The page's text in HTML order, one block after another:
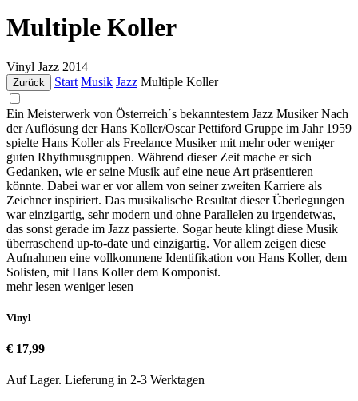
Multiple Koller
Vinyl Jazz 2014
Zurück Start Musik Jazz Multiple Koller
Ein Meisterwerk von Österreich´s bekanntestem Jazz Musiker Nach
der Auflösung der Hans Koller/Oscar Pettiford Gruppe im Jahr 1959
spielte Hans Koller als Freelance Musiker mit mehr oder weniger
guten Rhythmusgruppen. Während dieser Zeit mache er sich
Gedanken, wie er seine Musik auf eine neue Art präsentieren
könnte. Dabei war er vor allem von seiner zweiten Karriere als
Zeichner inspiriert. Das musikalische Resultat dieser Überlegungen
war einzigartig, sehr modern und ohne Parallelen zu irgendetwas,
das sonst gerade im Jazz passierte. Sogar heute klingt diese Musik
überraschend up-to-date und einzigartig. Vor allem zeigen diese
Aufnahmen eine vollkommene Identifikation von Hans Koller, dem
Solisten, mit Hans Koller dem Komponist.
mehr lesen weniger lesen
Vinyl
€ 17,99
Auf Lager. Lieferung in 2-3 Werktagen